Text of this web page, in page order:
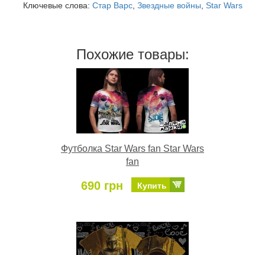
Ключевые слова: Стар Варс, Звездные войны, Star Wars
Похожие товары:
Футболка Star Wars fan Star Wars
fan
690 грн Купить